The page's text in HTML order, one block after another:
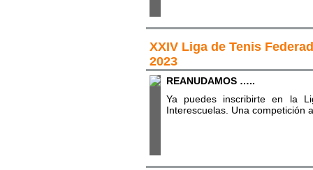
XXIV Liga de Tenis
2023
REANUDAMOS …..
Ya puedes inscribirte en la
Interescuelas. Una competición